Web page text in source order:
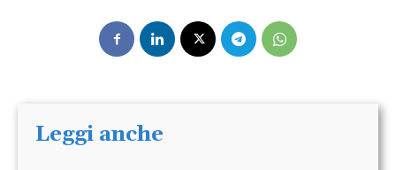
Leggi anche